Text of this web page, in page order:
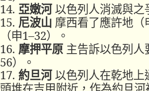
14. 亞嫩河以色列人消滅與之
15. 尼波山 摩西看了應許地
（申1–32）。
16. 摩押平原 主告訴以色列人
56）。
17. 約旦河以色列人在乾地上